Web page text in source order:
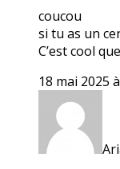
coucou
si tu as un
C’est cool
18 mai 2025